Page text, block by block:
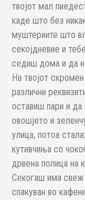
твојот мал
каде што без
муштериите што
секојдневие и
седиш дома и да
На твојот
различни
оставиш пари и
овошјето и
улица, потоа
кутивчиња со
дрвена полица на
Секогаш има
спакуван во